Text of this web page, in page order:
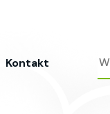
Kontakt